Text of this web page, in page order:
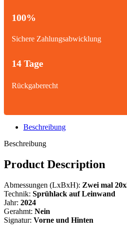
100%
Sichere Zahlungsabwicklung
14 Tage
Rückgaberecht
Beschreibung
Beschreibung
Product Description
Abmessungen (LxBxH): Zwei mal
Technik: Sprühlack auf Leinwand
Jahr: 2024
Gerahmt: Nein
Signatur: Vorne und Hinten